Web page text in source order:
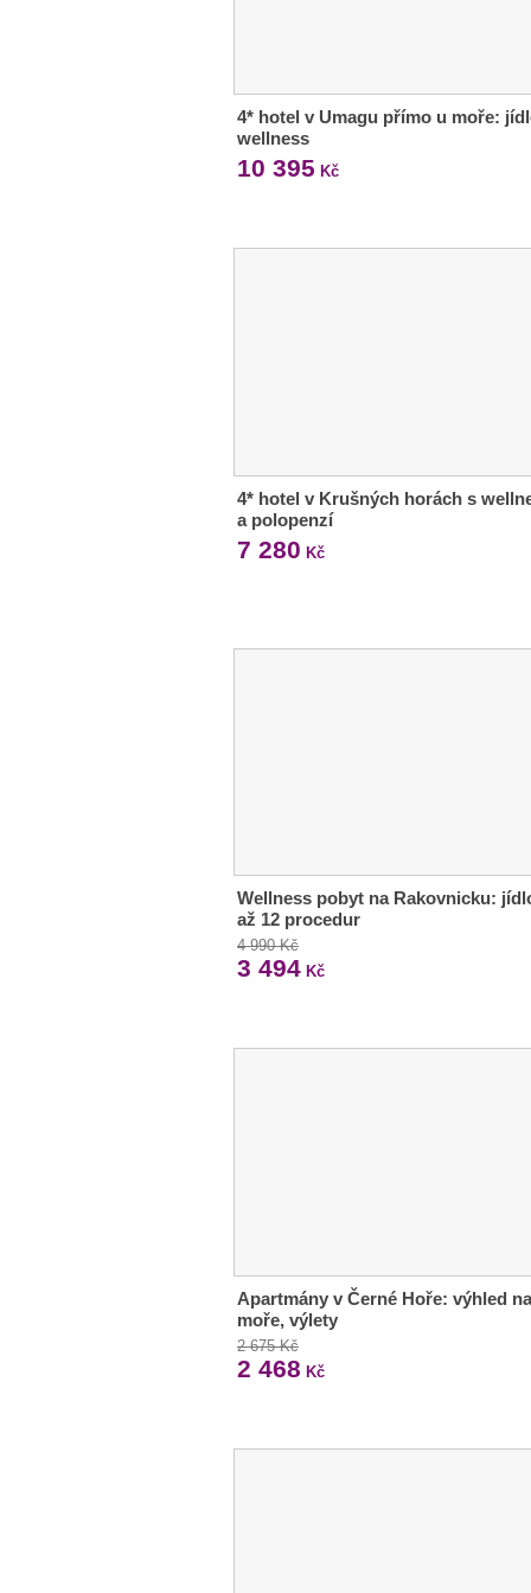
4* hotel v Umagu přímo u moře:
wellness
10 395 Kč
4* hotel v Krušných horách s
a polopenzí
7 280 Kč
Wellness pobyt na Rakovnicku:
až 12 procedur
4 990 Kč
3 494 Kč
Apartmány v Černé Hoře: výhled na
moře, výlety
2 675 Kč
2 468 Kč